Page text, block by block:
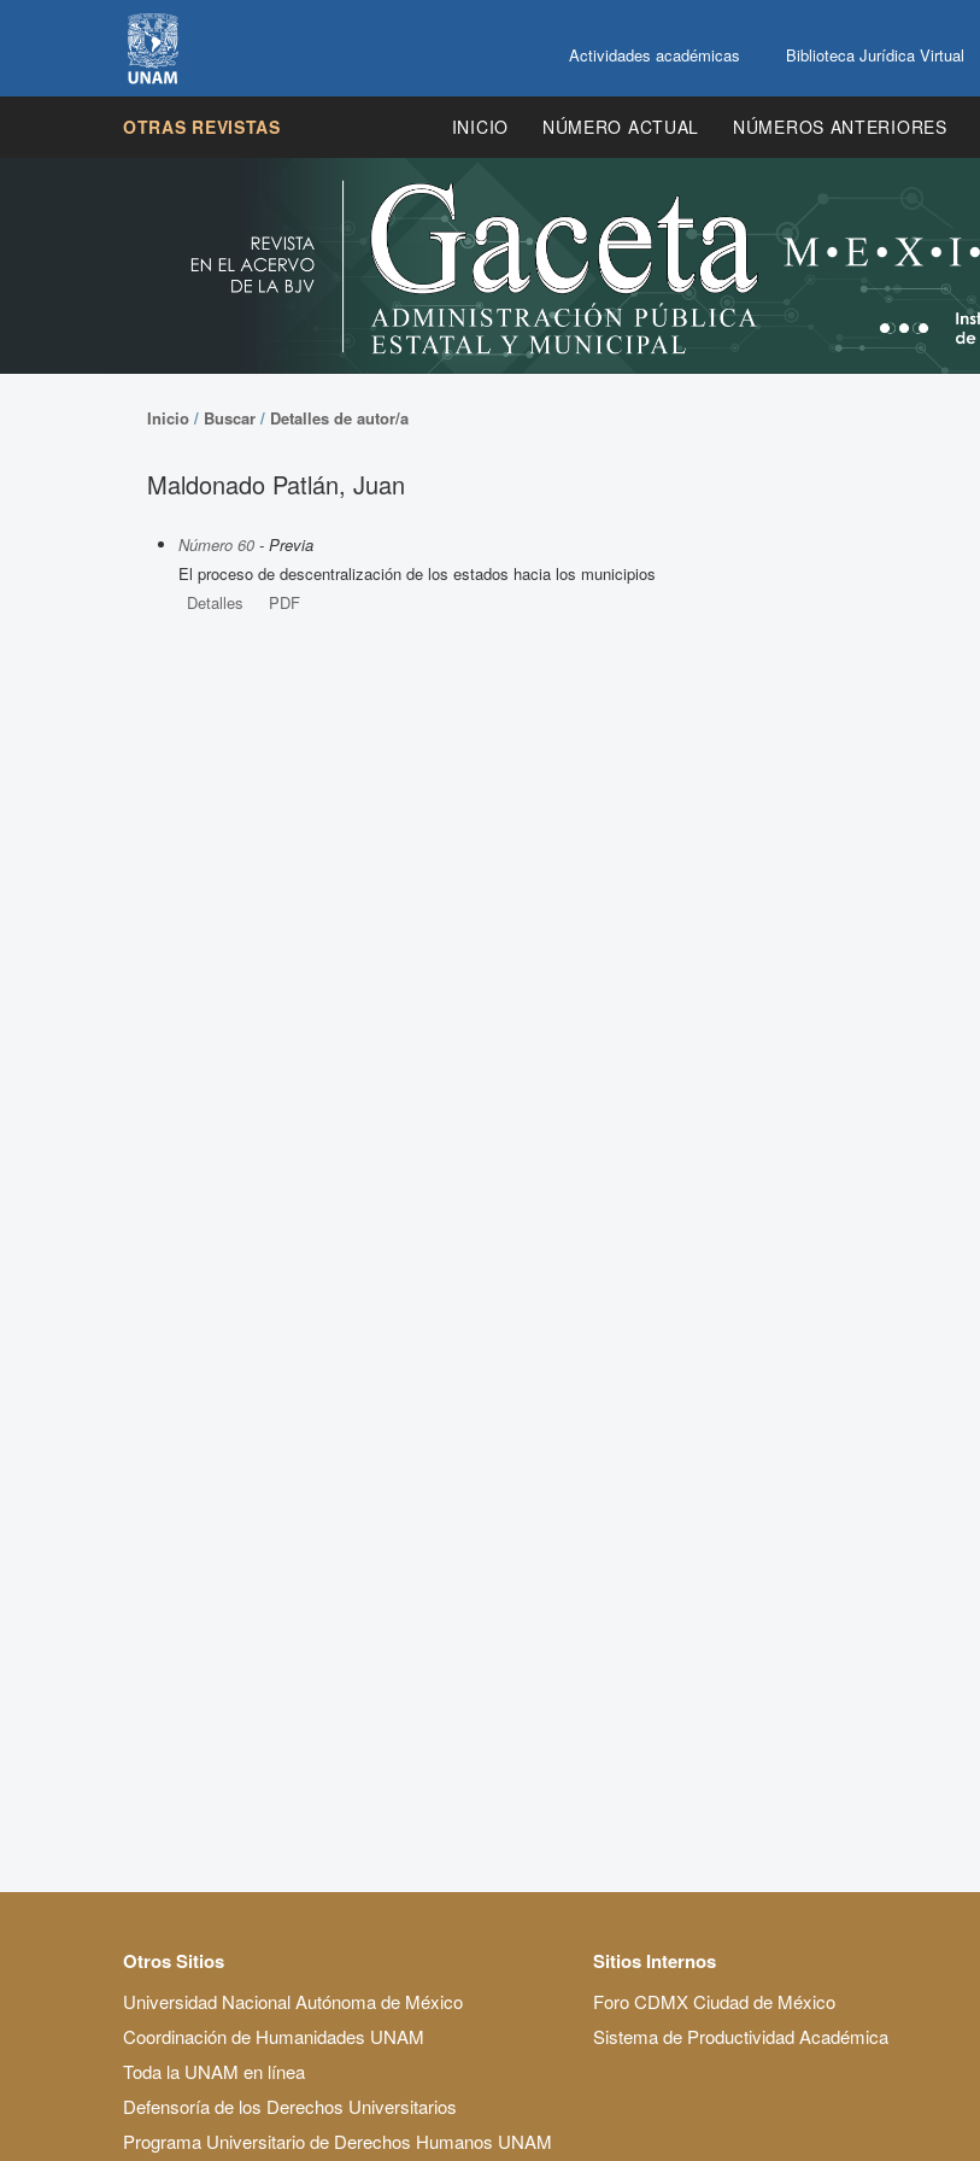
Actividades académicas Biblioteca Jurídica Virtual
OTRAS REVISTAS INICIO NÚMERO ACTUAL NÚMEROS ANTERIORES
Inicio / Buscar / Detalles de autor/a
Maldonado Patlán, Juan
Número 60 - Previa
El proceso de descentralización de los estados hacia los municipios
Detalles
PDF
Otros Sitios
Universidad Nacional Autónoma de México
Coordinación de Humanidades UNAM
Toda la UNAM en línea
Defensoría de los Derechos Universitarios
Programa Universitario de Derechos Humanos UNAM
Sitios Internos
Foro CDMX Ciudad de México
Sistema de Productividad Académica